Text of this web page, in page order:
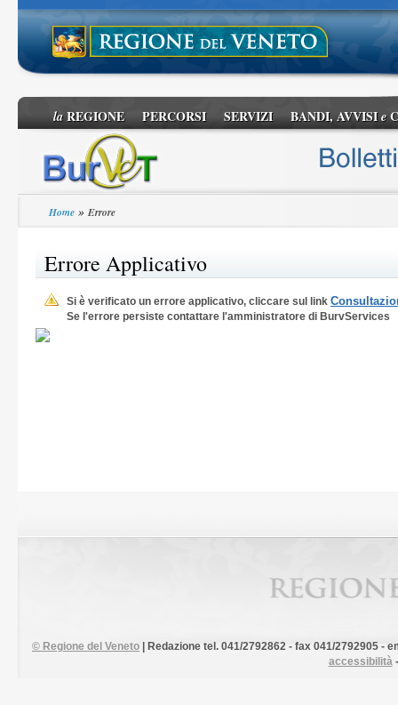
laREGIONE PERCORSI SERVIZI BANDI, AVVISIe
Home » Errore
Errore Applicativo
Si è verificato un errore applicativo, cliccare sul link
Se l'errore persiste contattare l'amministratore di BurvServices
© Regione del Veneto
| Redazione tel. 041/2792862 - fax 041/2792905 -
accessibilità